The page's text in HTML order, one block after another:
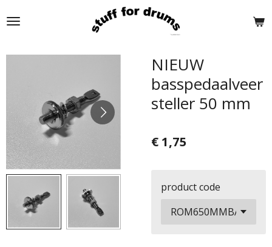
direct
de
NIEUW
basspedaalveer
steller 50 mm
€ 1,75
product code